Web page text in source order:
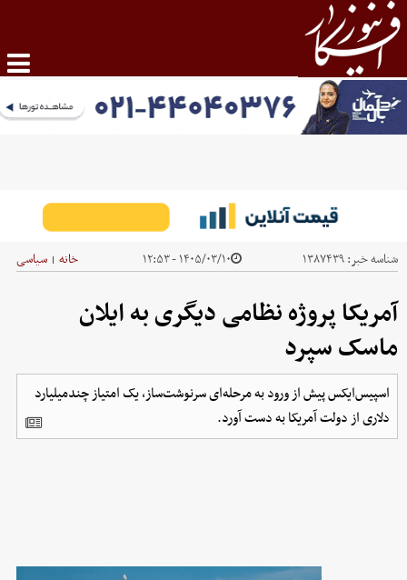
شناسه خبر:۱۳۸۷۴۳۹ ۱۴۰۵/۰۳/۱۰ - ۱۲:۵۳ خانه | سیاسی
آمریکا پروژه نظامی دیگری به ایلان
ماسک سپرد
اسپیس‌ایکس پیش از ورود به مرحله‌ای سرنوشت‌ساز، یک امتیاز چندمیلیارد
دلاری از دولت آمریکا به دست آورد.